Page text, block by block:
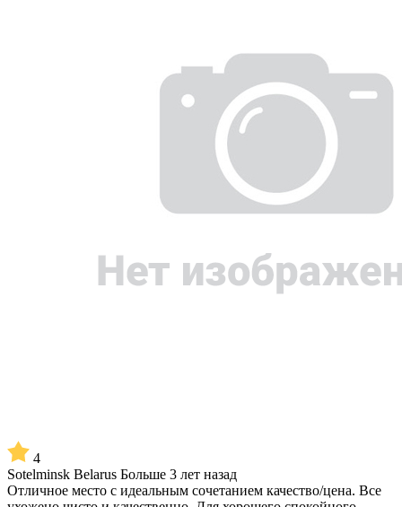
4
Sotelminsk Belarus Больше 3 лет назад
Отличное место с идеальным сочетанием качество/цена. Все